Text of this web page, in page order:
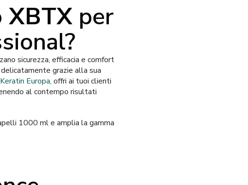
XBTX per
sicurezza, efficacia e comfort
grazie alla sua
Europa, offri ai tuoi clienti
al contempo risultati
1000 ml e amplia la gamma